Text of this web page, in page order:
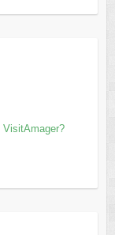
VisitAmager?